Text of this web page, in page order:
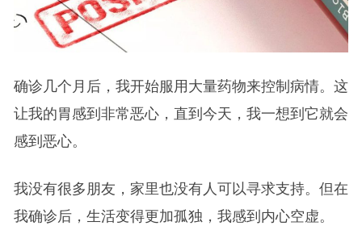
确诊几个月后，我开始服用大量药物来控制病情。这
让我的胃感到非常恶心，直到今天，我一想到它就会
感到恶心。
我没有很多朋友，家里也没有人可以寻求支持。但在
我确诊后，生活变得更加孤独，我感到内心空虚。